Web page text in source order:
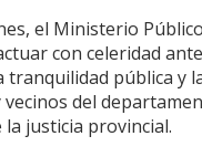
el Ministerio
con celeridad
pública y
del
la justicia provincial.